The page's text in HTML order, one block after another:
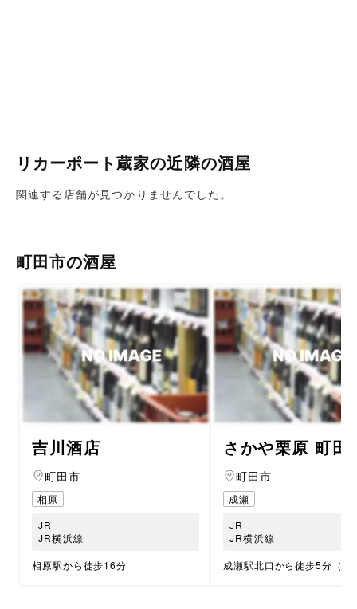
リカーポート蔵家の近隣の酒屋
関連する店舗が見つかりませんでした。
町田市の酒屋
吉川酒店
町田市
相原
JR
JR横浜線
相原駅から徒歩16分
さかや栗原 町田
町田市
成瀬
JR
JR横浜線
成瀬駅北口から徒歩5分（